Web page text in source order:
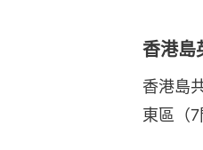
香港
香港島
東區（